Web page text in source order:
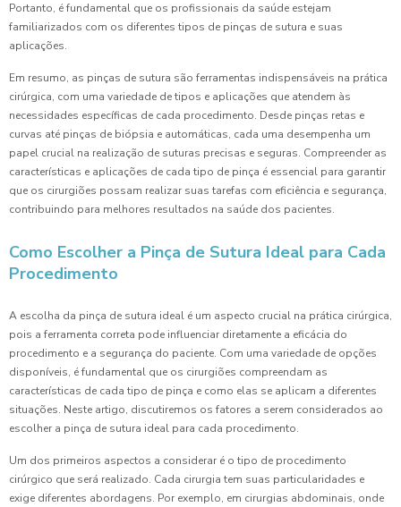
Portanto, é fundamental que os profissionais da saúde estejam
familiarizados com os diferentes tipos de pinças de sutura e suas
aplicações.
Em resumo, as pinças de sutura são ferramentas indispensáveis na prática
cirúrgica, com uma variedade de tipos e aplicações que atendem às
necessidades específicas de cada procedimento. Desde pinças retas e
curvas até pinças de biópsia e automáticas, cada uma desempenha um
papel crucial na realização de suturas precisas e seguras. Compreender as
características e aplicações de cada tipo de pinça é essencial para garantir
que os cirurgiões possam realizar suas tarefas com eficiência e segurança,
contribuindo para melhores resultados na saúde dos pacientes.
Como Escolher a Pinça de Sutura Ideal para Cada
Procedimento
A escolha da pinça de sutura ideal é um aspecto crucial na prática cirúrgica,
pois a ferramenta correta pode influenciar diretamente a eficácia do
procedimento e a segurança do paciente. Com uma variedade de opções
disponíveis, é fundamental que os cirurgiões compreendam as
características de cada tipo de pinça e como elas se aplicam a diferentes
situações. Neste artigo, discutiremos os fatores a serem considerados ao
escolher a pinça de sutura ideal para cada procedimento.
Um dos primeiros aspectos a considerar é o tipo de procedimento
cirúrgico que será realizado. Cada cirurgia tem suas particularidades e
exige diferentes abordagens. Por exemplo, em cirurgias abdominais, onde